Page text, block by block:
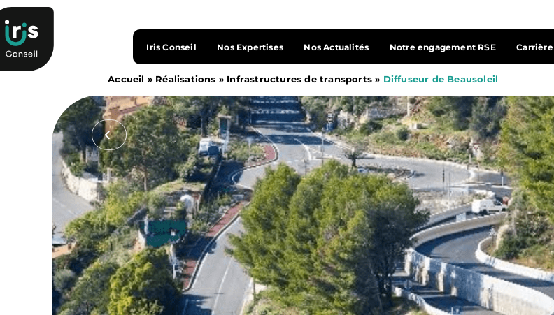
Iris Conseil Nos Expertises Nos Actualités Notre engagement RSE Carrière
Accueil » Réalisations » Infrastructures de transports » Diffuseur de Beausoleil